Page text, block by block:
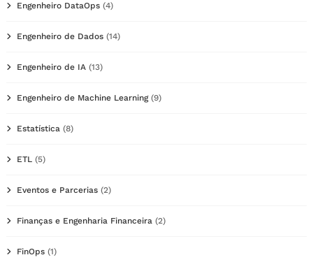
Engenheiro DataOps (4)
Engenheiro de Dados (14)
Engenheiro de IA (13)
Engenheiro de Machine Learning(9)
Estatística (8)
ETL (5)
Eventos e Parcerias (2)
Finanças e Engenharia Financeira (2)
FinOps (1)